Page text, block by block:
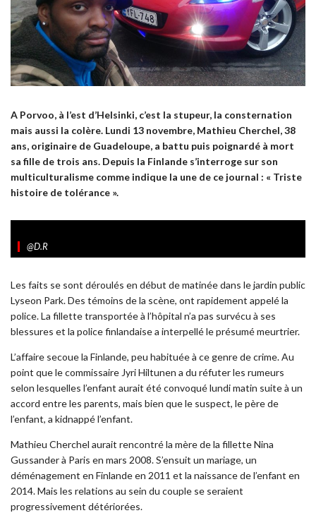
A Porvoo, à l’est d’Helsinki, c’est la stupeur, la consternation
mais aussi la colère. Lundi 13 novembre, Mathieu Cherchel, 38
ans, originaire de Guadeloupe, a battu puis poignardé à mort
sa fille de trois ans. Depuis la Finlande s’interroge sur son
multiculturalisme comme indique la une de ce journal : « Triste
histoire de tolérance ».
@D.R
Les faits se sont déroulés en début de matinée dans le jardin public
Lyseon Park. Des témoins de la scène, ont rapidement appelé la
police. La fillette transportée à l’hôpital n’a pas survécu à ses
blessures et la police finlandaise a interpellé le présumé meurtrier.
L’affaire secoue la Finlande, peu habituée à ce genre de crime. Au
point que le commissaire Jyri Hiltunen a du réfuter les rumeurs
selon lesquelles l’enfant aurait été convoqué lundi matin suite à un
accord entre les parents, mais bien que le suspect, le père de
l’enfant, a kidnappé l’enfant.
Mathieu Cherchel aurait rencontré la mère de la fillette Nina
Gussander à Paris en mars 2008. S’ensuit un mariage, un
déménagement en Finlande en 2011 et la naissance de l’enfant en
2014. Mais les relations au sein du couple se seraient
progressivement détériorées.